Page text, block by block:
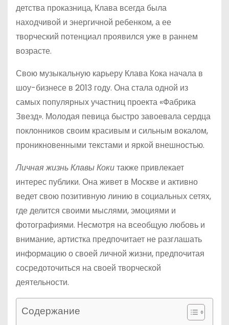
детства проказница, Клава всегда была
находчивой и энергичной ребенком, а ее
творческий потенциал проявился уже в раннем
возрасте.
Свою музыкальную карьеру Клава Кока начала в
шоу-бизнесе в 2013 году. Она стала одной из
самых популярных участниц проекта «Фабрика
Звезд». Молодая певица быстро завоевала сердца
поклонников своим красивым и сильным вокалом,
проникновенными текстами и яркой внешностью.
Личная жизнь Клавы Кокитакже привлекает
интерес публики. Она живет в Москве и активно
ведет свою позитивную линию в социальных сетях,
где делится своими мыслями, эмоциями и
фотографиями. Несмотря на всеобщую любовь и
внимание, артистка предпочитает не разглашать
информацию о своей личной жизни, предпочитая
сосредоточиться на своей творческой
деятельности.
Содержание